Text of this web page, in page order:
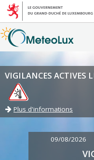
VIGILANCES ACTIVES
Plus d'informations
09/08/2026